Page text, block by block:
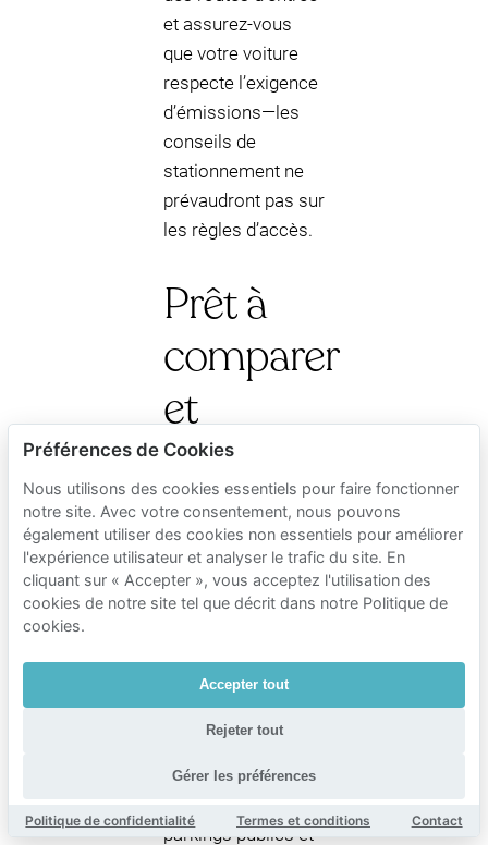
et assurez-vous
que votre voiture
respecte l’exigence
d’émissions—les
conseils de
stationnement ne
prévaudront pas sur
les règles d’accès.
Prêt à
comparer
et
réserver
?
Utilisez la barre de
recherche sur cette
vos dates et la zone
où vous
les coûts en voirie,
parkings publics et
Préférences de Cookies
Nous utilisons des cookies essentiels pour faire fonctionner
notre site. Avec votre consentement, nous pouvons
également utiliser des cookies non essentiels pour améliorer
l'expérience utilisateur et analyser le trafic du site. En
cliquant sur « Accepter », vous acceptez l'utilisation des
cookies de notre site tel que décrit dans notre Politique de
cookies.
Accepter tout
Rejeter tout
Gérer les préférences
Politique de confidentialité Termes et conditions Contact